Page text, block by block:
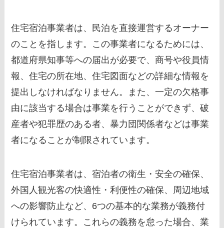
住宅宿泊事業者は、民泊を直接運営するオーナー
のことを指します。この事業者になるためには、
都道府県知事等への届出が必要で、商号や役員情
報、住宅の所在地、住宅図面などの詳細な情報を
提出しなければなりません。また、一定の欠格事
由に該当する場合は事業を行うことができず、破
産者や犯罪歴のある者、暴力団関係者などは事業
者になることが制限されています。
住宅宿泊事業者は、宿泊者の衛生・安全の確保、
外国人観光客の快適性・利便性の確保、周辺地域
への影響防止など、6つの基本的な業務が義務付
けられています。これらの義務を怠った場合、業